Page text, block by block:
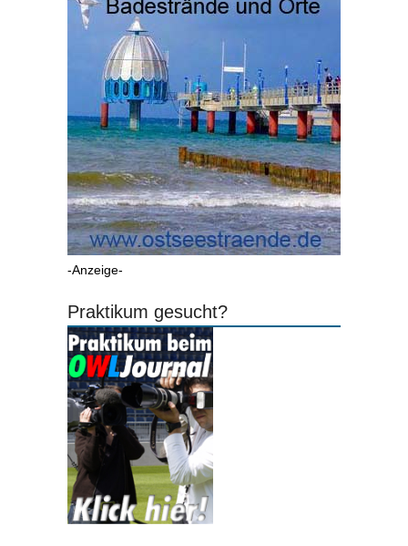
-Anzeige-
Praktikum gesucht?